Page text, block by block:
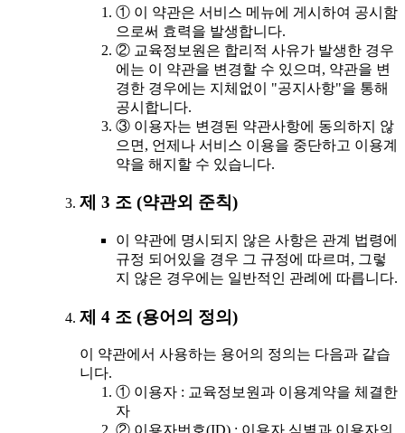
① 이 약관은 서비스 메뉴에 게시하여 공시함
으로써 효력을 발생합니다.
② 교육정보원은 합리적 사유가 발생한 경우
에는 이 약관을 변경할 수 있으며, 약관을 변
경한 경우에는 지체없이 "공지사항"을 통해
공시합니다.
③ 이용자는 변경된 약관사항에 동의하지 않
으면, 언제나 서비스 이용을 중단하고 이용계
약을 해지할 수 있습니다.
제 3 조 (약관외 준칙)
이 약관에 명시되지 않은 사항은 관계 법령에
규정 되어있을 경우 그 규정에 따르며, 그렇
지 않은 경우에는 일반적인 관례에 따릅니다.
제 4 조 (용어의 정의)
이 약관에서 사용하는 용어의 정의는 다음과 같습
니다.
① 이용자 : 교육정보원과 이용계약을 체결한
자